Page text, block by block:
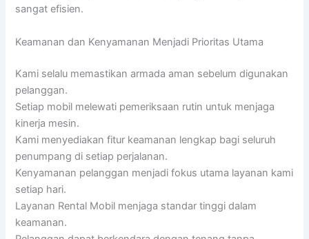
sangat efisien.
Keamanan dan Kenyamanan Menjadi Prioritas Utama
Kami selalu memastikan armada aman sebelum digunakan
pelanggan.
Setiap mobil melewati pemeriksaan rutin untuk menjaga
kinerja mesin.
Kami menyediakan fitur keamanan lengkap bagi seluruh
penumpang di setiap perjalanan.
Kenyamanan pelanggan menjadi fokus utama layanan kami
setiap hari.
Layanan Rental Mobil menjaga standar tinggi dalam
keamanan.